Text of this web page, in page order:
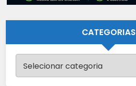
CATEGORIAS